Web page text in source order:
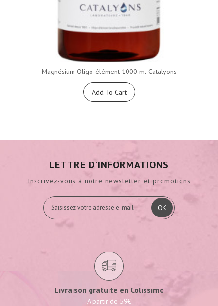
Magnésium Oligo-élément 1000 ml Catalyons
Add To Cart
LETTRE D'INFORMATIONS
Inscrivez-vous à notre newsletter et promotions
OK
Livraison gratuite en Colissimo
A partir de 59€